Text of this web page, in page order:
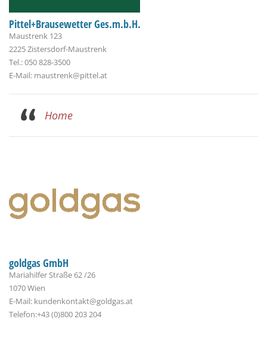
Pittel+Brausewetter Ges.m.b.H.
Maustrenk 123
2225 Zistersdorf-Maustrenk
Tel.: 050 828-3500
E-Mail: maustrenk@pittel.at
Home
goldgas GmbH
Mariahilfer Straße 62 /26
1070 Wien
E-Mail: kundenkontakt@goldgas.at
Telefon:+43 (0)800 203 204